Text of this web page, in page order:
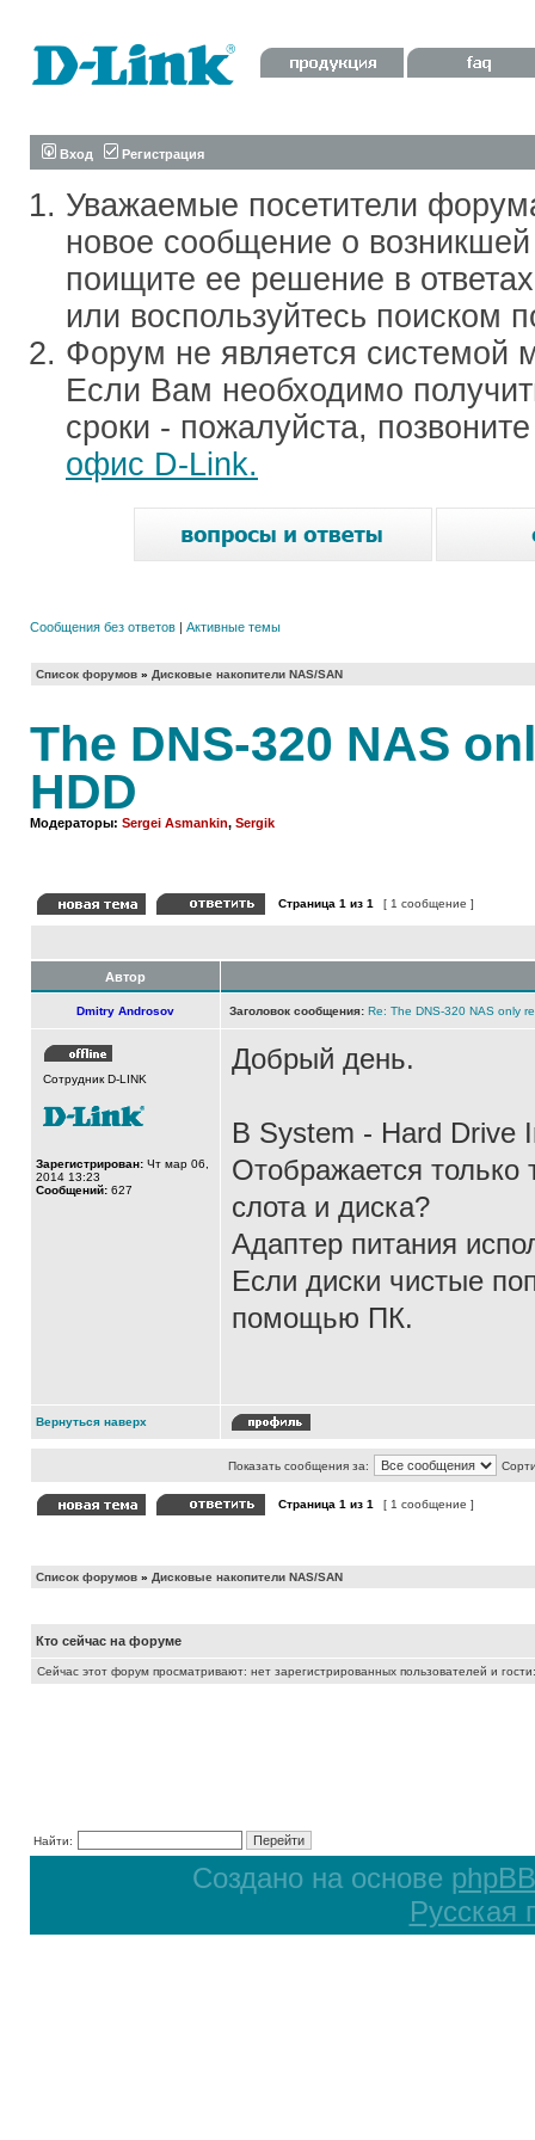
Вход Регистрация
Уважаемые посетители
новое сообщение о
поищите ее решение в
или воспользуйтесь поиском
Форум не является системой
Если Вам необходимо
сроки - пожалуйста,
офис D-Link.
Сообщения без ответов | Активные темы
Список форумов » Дисковые накопители NAS/SAN
The DNS-320 NAS
HDD
Модераторы: Sergei Asmankin, Sergik
Страница 1 из 1 [ 1 сообщение ]
Автор
Dmitry Androsov Заголовок сообщения: Re: The DNS-320 NAS only
Сотрудник D-LINK
Зарегистрирован: Чт мар 06,
2014 13:23
Сообщений: 627
Добрый день.
В System - Hard Drive
Отображается
слота и диска?
Адаптер питания
Если диски чистые
помощью ПК.
Вернуться наверх
Показать сообщения за:
Страница 1 из 1 [ 1 сообщение ]
Список форумов » Дисковые накопители NAS/SAN
Кто сейчас на форуме
Сейчас этот форум просматривают: нет зарегистрированных пользователей и
Найти:
Создано на основе phpBB
Русская